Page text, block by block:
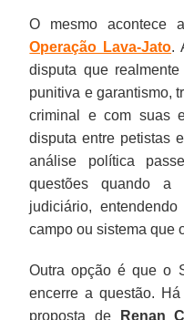
O mesmo acontece
Operação Lava-Jato.
disputa que
punitiva e garantismo,
criminal e com suas
disputa entre petistas
análise política
questões quando
judiciário,
campo ou sistema que
Outra opção é que o
encerre a questão.
proposta de
Renan